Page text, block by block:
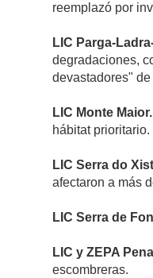
reemplazó por
LIC Parga-
degradaciones,
devastadores"
LIC Monte Maior.
hábitat
LIC Serra do
afectaron a más
LIC Serra de
LIC y ZEPA
escombreras.